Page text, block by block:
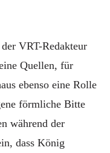
VRT-Redakteur
Quellen, für
ebenso eine Rolle
förmliche Bitte
während der
dass König